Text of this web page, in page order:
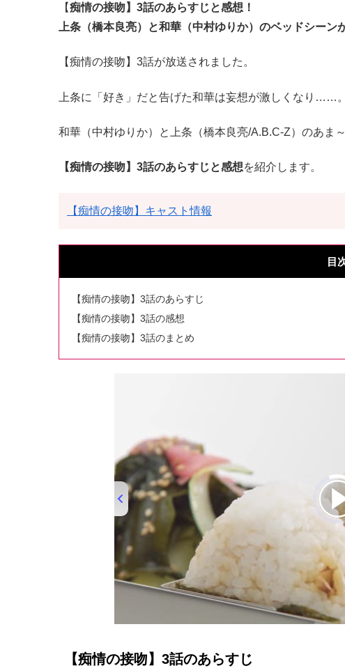
【痴情の接吻】3話のあらすじと感想！
上条（橋本良亮）と和華（中村ゆりか）のベッドシーン
【痴情の接吻】3話が放送されました。
上条に「好き」だと告げた和華は妄想が激しくなり……。
和華（中村ゆりか）と上条（橋本良亮/A.B.C-Z）のあま
【痴情の接吻】3話のあらすじと感想を紹介します。
【痴情の接吻】キャスト情報
目
【痴情の接吻】3話のあらすじ
【痴情の接吻】3話の感想
【痴情の接吻】3話のまとめ
【痴情の接吻】3話のあらすじ